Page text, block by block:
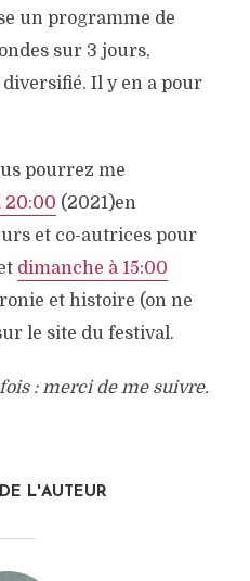
un programme de
sur 3 jours,
Il y en a pour
pourrez me
20:00 (2021)en
et co-autrices pour
dimanche à 15:00
et histoire (on ne
le site du festival.
: merci de me suivre.
L'AUTEUR